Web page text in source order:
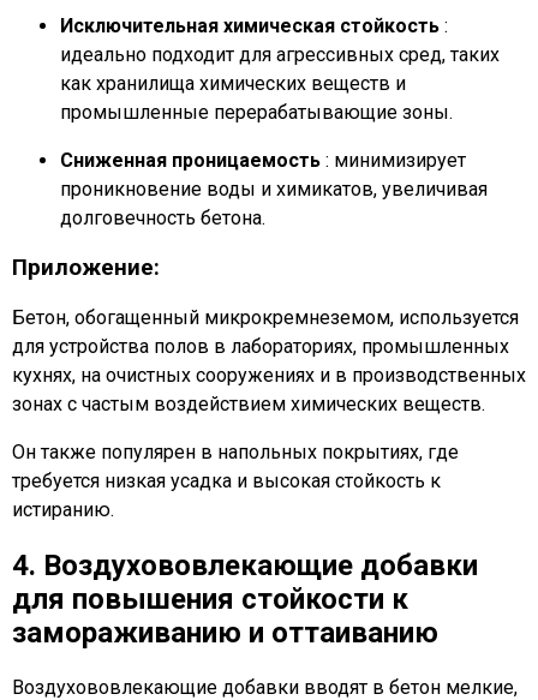
Исключительная химическая стойкость :
идеально подходит для агрессивных сред, таких
как хранилища химических веществ и
промышленные перерабатывающие зоны.
Сниженная проницаемость : минимизирует
проникновение воды и химикатов, увеличивая
долговечность бетона.
Приложение:
Бетон, обогащенный микрокремнеземом, используется
для устройства полов в лабораториях, промышленных
кухнях, на очистных сооружениях и в производственных
зонах с частым воздействием химических веществ.
Он также популярен в напольных покрытиях, где
требуется низкая усадка и высокая стойкость к
истиранию.
4. Воздухововлекающие добавки
для повышения стойкости к
замораживанию и оттаиванию
Воздухововлекающие добавки вводят в бетон мелкие,